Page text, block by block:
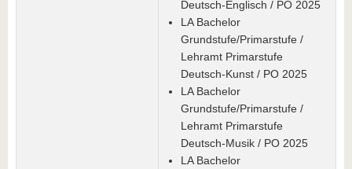
Deutsch-Englisch / PO 2025
LA Bachelor
Grundstufe/Primarstufe /
Lehramt Primarstufe
Deutsch-Kunst / PO 2025
LA Bachelor
Grundstufe/Primarstufe /
Lehramt Primarstufe
Deutsch-Musik / PO 2025
LA Bachelor